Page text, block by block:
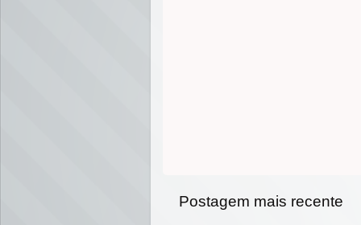
Postagem mais recente